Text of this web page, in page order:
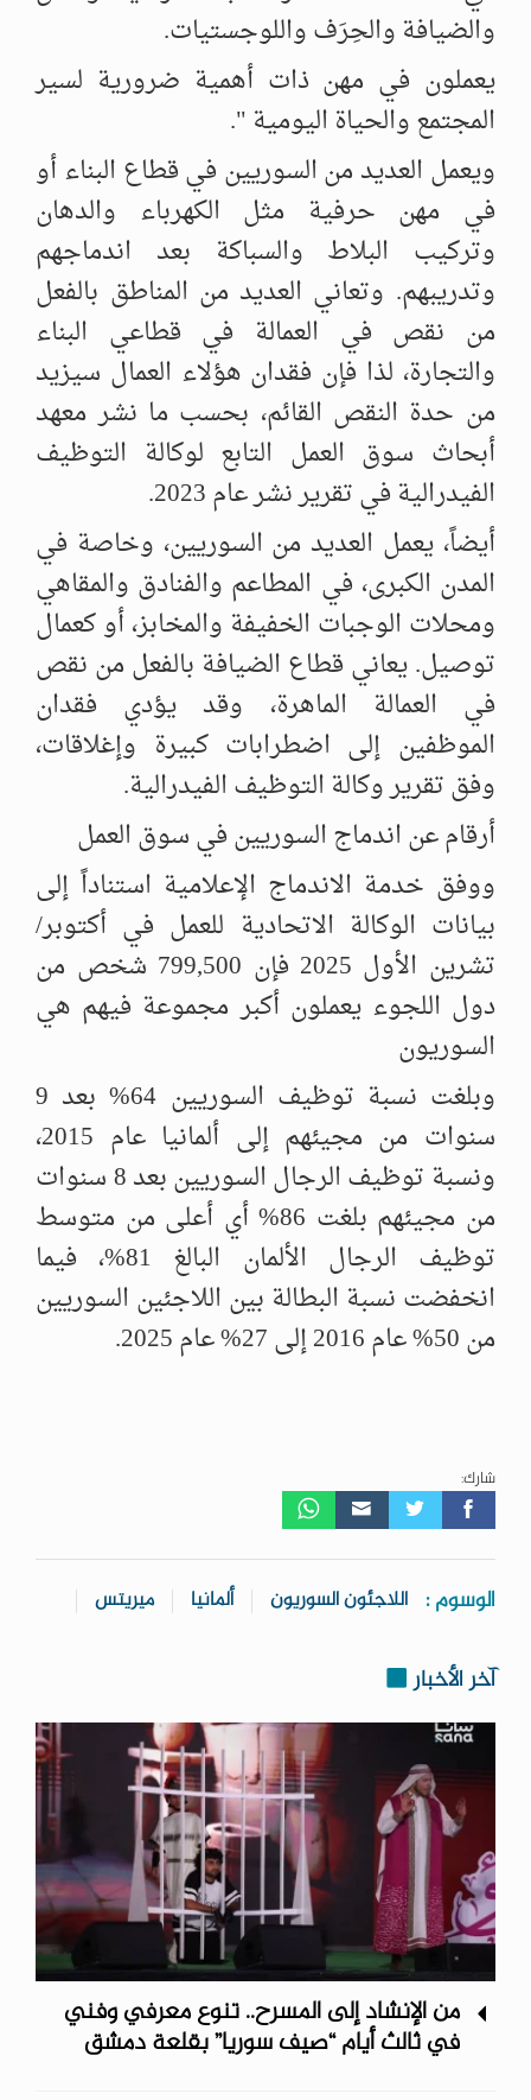
والضيافة والحِرَف واللوجستيات.
يعملون في مهن ذات أهمية ضرورية لسير
المجتمع والحياة اليومية ".
ويعمل العديد من السوريين في قطاع البناء أو
في مهن حرفية مثل الكهرباء والدهان
وتركيب البلاط والسباكة بعد اندماجهم
وتدريبهم. وتعاني العديد من المناطق بالفعل
من نقص في العمالة في قطاعي البناء
والتجارة، لذا فإن فقدان هؤلاء العمال سيزيد
من حدة النقص القائم، بحسب ما نشر معهد
أبحاث سوق العمل التابع لوكالة التوظيف
الفيدرالية في تقرير نشر عام 2023.
أيضاً، يعمل العديد من السوريين، وخاصة في
المدن الكبرى، في المطاعم والفنادق والمقاهي
ومحلات الوجبات الخفيفة والمخابز، أو كعمال
توصيل. يعاني قطاع الضيافة بالفعل من نقص
في العمالة الماهرة، وقد يؤدي فقدان
الموظفين إلى اضطرابات كبيرة وإغلاقات،
وفق تقرير وكالة التوظيف الفيدرالية.
أرقام عن اندماج السوريين في سوق العمل
ووفق خدمة الاندماج الإعلامية استناداً إلى
بيانات الوكالة الاتحادية للعمل في أكتوبر/
تشرين الأول 2025 فإن 799,500 شخص من
دول اللجوء يعملون أكبر مجموعة فيهم هي
السوريون
وبلغت نسبة توظيف السوريين 64% بعد 9
سنوات من مجيئهم إلى ألمانيا عام 2015،
ونسبة توظيف الرجال السوريين بعد 8 سنوات
من مجيئهم بلغت 86% أي أعلى من متوسط
توظيف الرجال الألمان البالغ 81%، فيما
انخفضت نسبة البطالة بين اللاجئين السوريين
من 50% عام 2016 إلى 27% عام 2025.
شارك:
الوسوم : اللاجئون السوريون ألمانيا ميريتس
آخر الأخبار
من الإنشاد إلى المسرح.. تنوع معرفي وفني
في ثالث أيام “صيف سوريا” ‏بقلعة دمشق